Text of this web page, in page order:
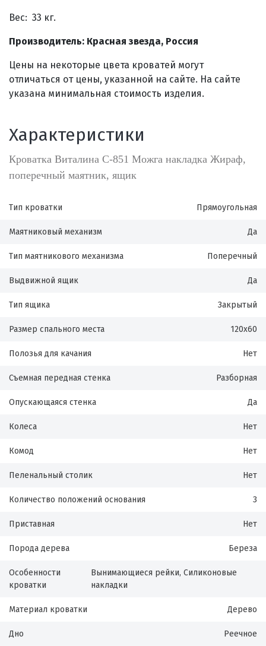
Вес: 33 кг.
Производитель: Красная звезда, Россия
Цены на некоторые цвета кроватей могут
отличаться от цены, указанной на сайте. На сайте
указана минимальная стоимость изделия.
Характеристики
Кроватка Виталина С-851 Можга накладка Жираф,
поперечный маятник, ящик
Тип кроватки Прямоугольная
Маятниковый механизм Да
Тип маятникового механизма Поперечный
Выдвижной ящик Да
Тип ящика Закрытый
Размер спального места 120х60
Полозья для качания Нет
Съемная передная стенка Разборная
Опускающаяся стенка Да
Колеса Нет
Комод Нет
Пеленальный столик Нет
Количество положений основания 3
Приставная Нет
Порода дерева Береза
Особенности
кроватки
Вынимающиеся рейки, Силиконовые
накладки
Материал кроватки Дерево
Дно Реечное